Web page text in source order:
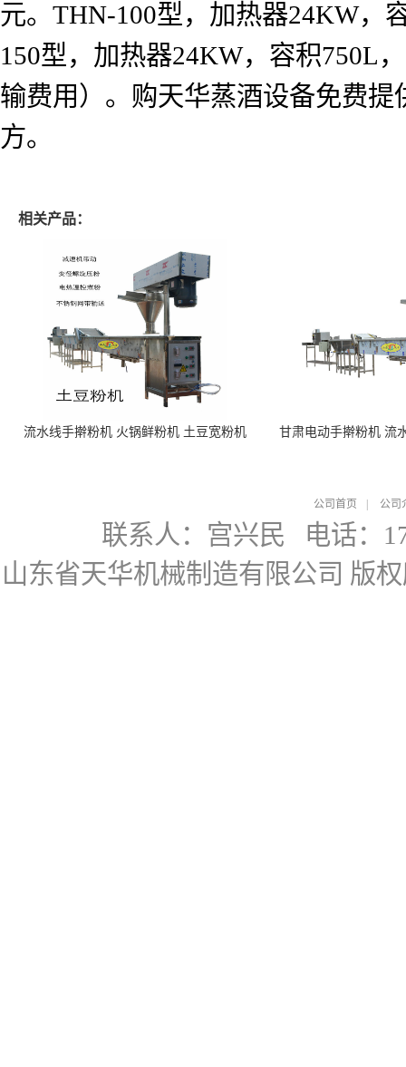
元。 THN-100型，加热器24KW，
150型，加热器24KW，容积750L
输费用）。购天华蒸酒设备免费
方。
相关产品：
流水线手擀粉机 火锅鲜粉机 土豆宽粉机 甘肃电动手擀粉机 流
公司首页 公司
联系人：宫兴民 电话：
山东省天华机械制造有限公司 版